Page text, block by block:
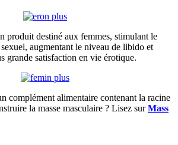
produit destiné aux femmes, stimulant le
augmentant le niveau de libido et
grande satisfaction en vie érotique.
complément alimentaire contenant la racine
la masse masculaire ? Lisez surMass